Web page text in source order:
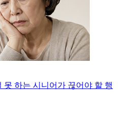
못 하는 시니어가 끊어야 할 행